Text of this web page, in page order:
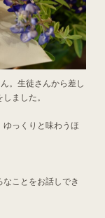
。生徒さんから差し
ました。
ゆっくりと味わうほ
ことをお話しでき